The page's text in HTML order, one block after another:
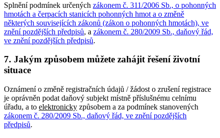
Splnění podmínek určených zákonem č. 311/2006 Sb., o pohonných
hmotách a čerpacích stanicích pohonných hmot a o změně
některých souvisejících zákonů (zákon o pohonných hmotách), ve
znění pozdějších předpisů, a zákonem č. 280/2009 Sb., daňový řád,
ve znění pozdějších předpisů.
7. Jakým způsobem můžete zahájit řešení životní
situace
Oznámení o změně registračních údajů / žádost o zrušení registrace
je oprávněn podat daňový subjekt místně příslušnému celnímu
úřadu, a to elektronicky způsobem a za podmínek stanovených
zákonem č. 280/2009 Sb., daňový řád, ve znění pozdějších
předpisů.